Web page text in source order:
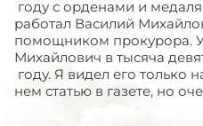
году с орденами и
работал Василий
помощником прокурора.
Михайлович в тысяча
году. Я видел его только
нем статью в газете, но